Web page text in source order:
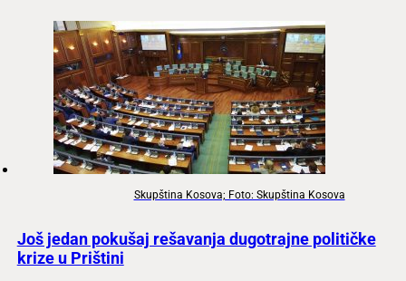
Skupština Kosova; Foto: Skupština Kosova
Još jedan pokušaj rešavanja dugotrajne političke
krize u Prištini